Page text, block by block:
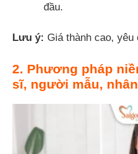
đầu.
Lưu ý: Giá thành cao, yêu
2. Phương pháp
sĩ, người mẫu,